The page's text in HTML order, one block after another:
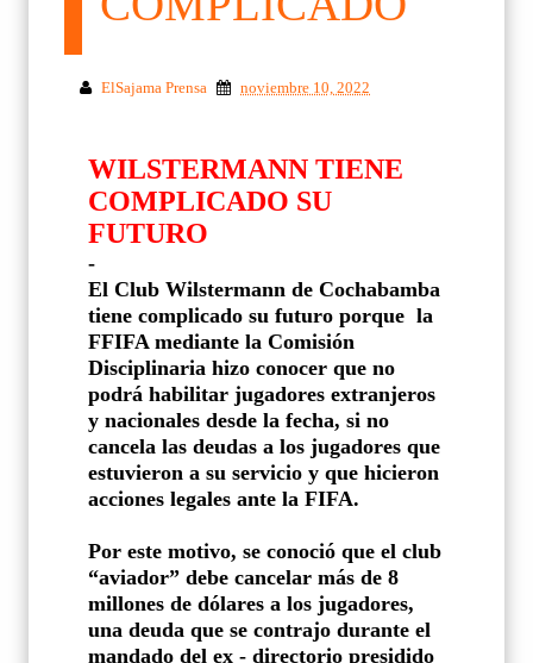
ElSajama Prensa noviembre 10, 2022
WILSTERMANN TIENE
COMPLICADO SU
FUTURO
-
El Club Wilstermann de Cochabamba
tiene complicado su futuro porque la
FFIFA mediante la Comisión
Disciplinaria hizo conocer que no
podrá habilitar jugadores extranjeros
y nacionales desde la fecha, si no
cancela las deudas a los jugadores que
estuvieron a su servicio y que hicieron
acciones legales ante la FIFA.
Por este motivo, se conoció que el club
“aviador” debe cancelar más de 8
millones de dólares a los jugadores,
una deuda que se contrajo durante el
mandado del ex - directorio presidido